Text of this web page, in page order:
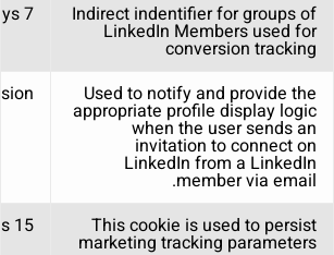
Indirect indentifier for groups of
LinkedIn Members used for
conversion tracking
7 days
Used to notify and provide the
appropriate profile display logic
when the user sends an
invitation to connect on
LinkedIn from a LinkedIn
member via email.
This cookie is used to persist
marketing tracking parameters
15 days